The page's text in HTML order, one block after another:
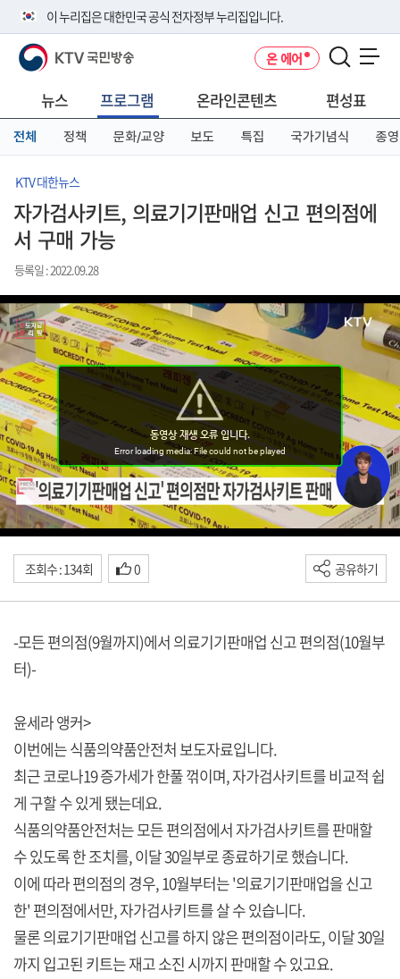
이 누리집은 대한민국 공식 전자정부 누리집입니다.
공식 누리집 주소 확인하기
니다.
이밖에 or.kr 또는 .kr등 다른 도메인 주소를 사용하고 있다면 아래 URL에
서 도메인 주소를 확인해 보세요
KTV 국민방송 온 에어
뉴스 프로그램 온라인콘텐츠 편성표
전체 정책 문화/교양 보도 특집 국가기념식 종영
KTV 대한뉴스
자가검사키트, 의료기기판매업 신고 편의점에
서 구매 가능
등록일 : 2022.09.28
조회수 : 134회 0 공유하기
-모든 편의점(9월까지)에서 의료기기판매업 신고 편의점(10월부
터)-
윤세라 앵커>
이번에는 식품의약품안전처 보도자료입니다.
최근 코로나19 증가세가 한풀 꺾이며, 자가검사키트를 비교적 쉽
게 구할 수 있게 됐는데요.
식품의약품안전처는 모든 편의점에서 자가검사키트를 판매할
수 있도록 한 조치를, 이달 30일부로 종료하기로 했습니다.
이에 따라 편의점의 경우, 10월부터는 '의료기기판매업을 신고
한' 편의점에서만, 자가검사키트를 살 수 있습니다.
물론 의료기기판매업 신고를 하지 않은 편의점이라도, 이달 30일
까지 입고된 키트는 재고 소진 시까지 판매할 수 있고요.